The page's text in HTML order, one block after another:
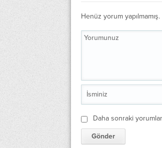
Henüz yorum yapılmamış.
Daha sonraki